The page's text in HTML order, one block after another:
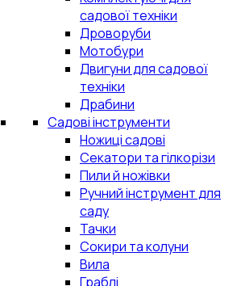
садової техніки
Дроворуби
Мотобури
Двигуни для садової
техніки
Драбини
Садові інструменти
Ножиці садові
Секатори та гілкорізи
Пили й ножівки
Ручний інструмент для
саду
Тачки
Сокири та колуни
Вила
Граблі